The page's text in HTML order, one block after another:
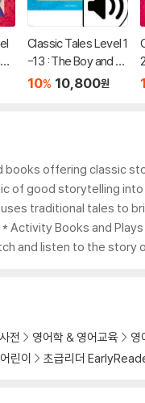
Classic Tales Level 1
-13 : The Boy and th
e Violin MP3 Pack
10% 10,800원
books offering classic
of good storytelling
traditional tales to
Activity Books and
and listen to the
전 영어학 & 영어교육
영
린이 초급리더